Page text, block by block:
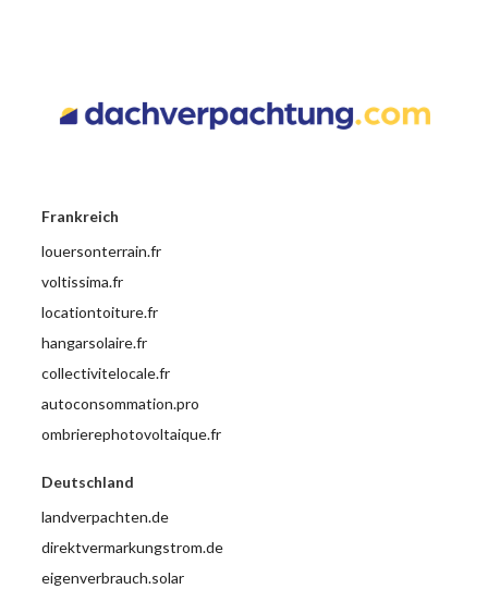
Frankreich
louersonterrain.fr
voltissima.fr
locationtoiture.fr
hangarsolaire.fr
collectivitelocale.fr
autoconsommation.pro
ombrierephotovoltaique.fr
Deutschland
landverpachten.de
direktvermarkungstrom.de
eigenverbrauch.solar